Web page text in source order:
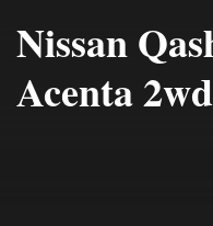
Nissan
Acenta